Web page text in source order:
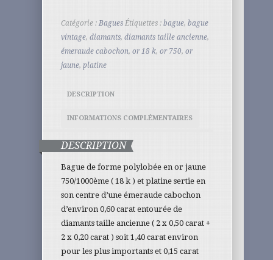
Catégorie : Bagues Étiquettes : bague, bague
vintage, diamants, diamants taille ancienne,
émeraude cabochon, or 18 k, or 750, or
jaune, platine
DESCRIPTION
INFORMATIONS COMPLÉMENTAIRES
DESCRIPTION
Bague de forme polylobée en or jaune
750/1000ème ( 18 k ) et platine sertie en
son centre d’une émeraude cabochon
d’environ 0,60 carat entourée de
diamants taille ancienne ( 2 x 0,50 carat +
2 x 0,20 carat ) soit 1,40 carat environ
pour les plus importants et 0,15 carat